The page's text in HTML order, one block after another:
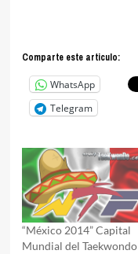
Comparte este articulo:
WhatsApp
Telegram
“México 2014” Capital
Mundial del Taekwondo